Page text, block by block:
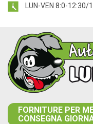
LUN-VEN 8:0-
FORNITURE PER
CONSEGNA